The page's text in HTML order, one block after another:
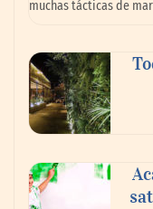
muchas tácticas de